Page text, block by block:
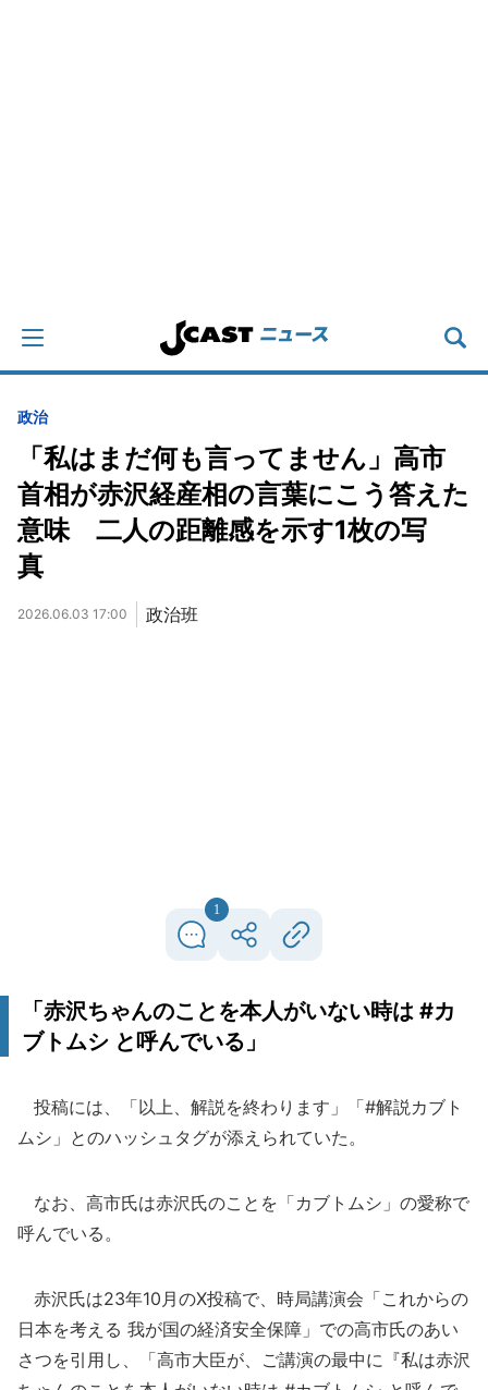
政治
「私はまだ何も言ってません」高市
首相が赤沢経産相の言葉にこう答えた
意味 二人の距離感を示す1枚の写
真
2026.06.03 17:00 政治班
1
「赤沢ちゃんのことを本人がいない時は #カ
ブトムシ と呼んでいる」
投稿には、「以上、解説を終わります」「#解説カブト
ムシ」とのハッシュタグが添えられていた。
なお、高市氏は赤沢氏のことを「カブトムシ」の愛称で
呼んでいる。
赤沢氏は23年10月のX投稿で、時局講演会「これからの
日本を考える 我が国の経済安全保障」での高市氏のあい
さつを引用し、「高市大臣が、ご講演の最中に『私は赤沢